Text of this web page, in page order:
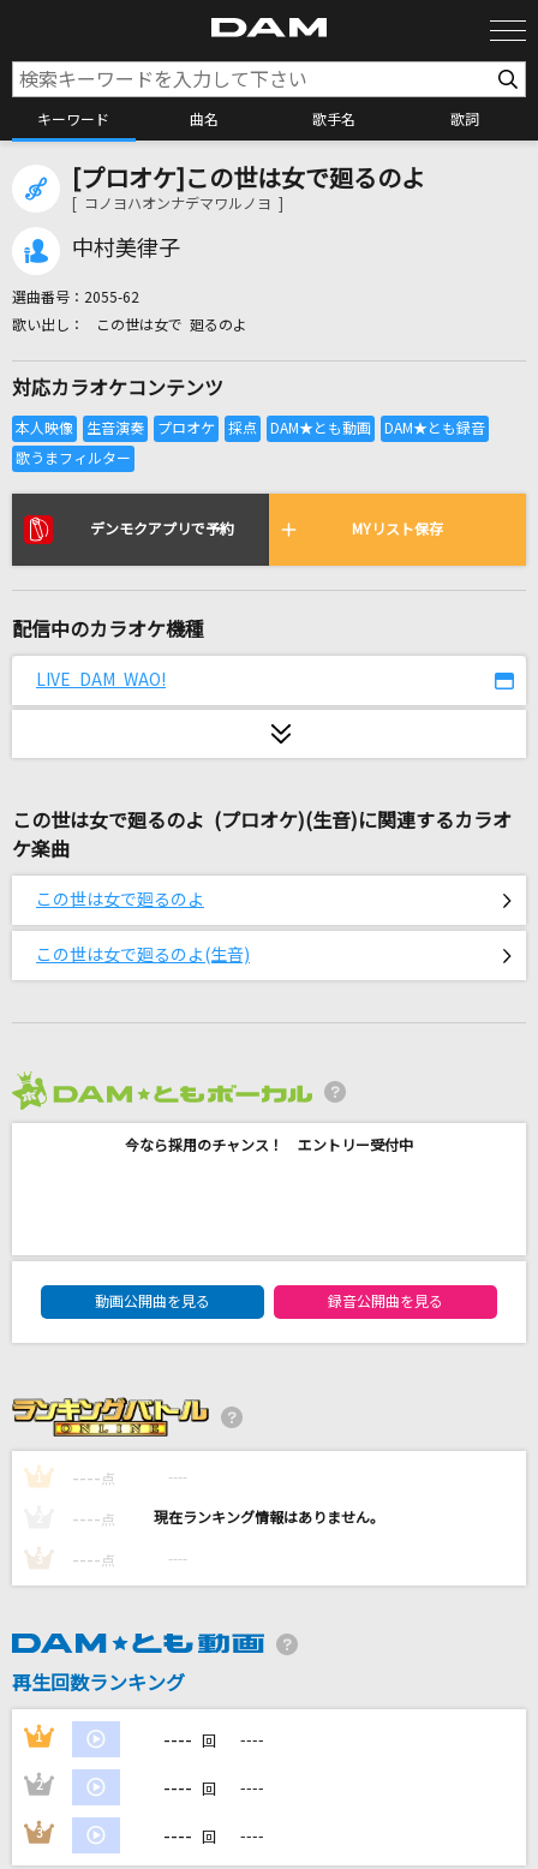
キーワード 曲名 歌手名 歌詞
カラオケ検索
全国りれき
リアルタイムで歌われている曲の一覧
アオタカゼ
翼をください
平原綾香(ひらはらあやか)
Mrs. GREEN APPLE
[生音]愛人
テレサ・テン
ルパン三世のテーマ
ピートマック・ジュニア
青のすみか
キタニタツヤ
THE BLUE HEARTS
MILGRAM アマネ(CV:田中美海)
もっと見る
DAMの新曲・ランキングなど
DAMに会員登録・ログインして
自宅でカラオケ歌い放題！
[プロオケ]この世は女で廻るのよ
[ コノヨハオンナデマワルノヨ ]
中村美律子
選曲番号： 2055-62
この世は女で 廻るのよ
対応カラオケコンテンツ
デンモクアプリで予約 MYリスト保存
配信中のカラオケ機種
LIVE DAM WAO!
この世は女で廻るのよ (プロオケ)(生音)に関連するカラオ
ケ楽曲
この世は女で廻るのよ
この世は女で廻るのよ(生音)
今なら採用のチャンス！ エントリー受付中
DAM★ともボーカルエントリーランキング
動画公開曲を見る
録音公開曲を見る
1 ---- 点 ----
---- 点 ----
3 ---- 点 ----
再生回数ランキング
1 ---- 回 ----
2 ---- 回 ----
3 ---- 回 ----